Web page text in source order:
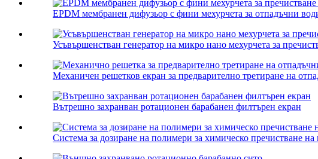
EPDM мембранен дифузьор с фини мехурчета за отпадъчни
Усъвършенстван генератор на микро нано мехурчета за
Механичен решетков екран за предварително третиране на
Вътрешно захранван ротационен барабанен филтърен екран
Система за дозиране на полимери за химическо пречистване на